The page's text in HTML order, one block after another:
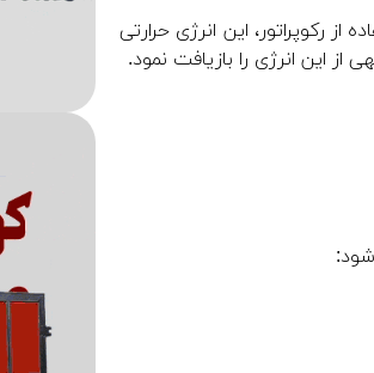
سانتی‌گراد است. بدون استفاده از رکوپراتور، این انرژی حرارتی
این انرژی را بازیافت نمود.